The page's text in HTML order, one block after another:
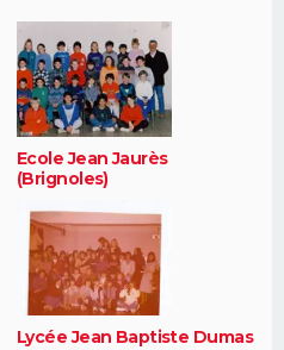
Ecole Jean Jaurès
(Brignoles)
Lycée Jean Baptiste Dumas